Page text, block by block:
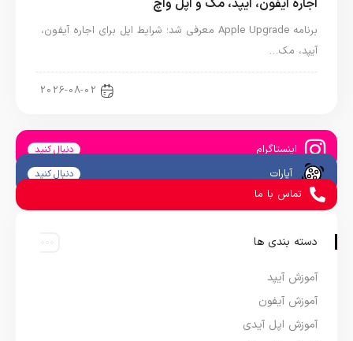
اجاره آیفون، آیپد، مک و اپل واچ
برنامه Apple Upgrade معرفی شد؛ شرایط اپل برای اجاره آیفون،
آیپد، مک…
2026-08-02
اینستاگرام دنبال کنید
آپارات دنبال کنید
تماس با ما
دسته بندی ها
آموزش آیپد
آموزش آیفون
آموزش اپل آیدی